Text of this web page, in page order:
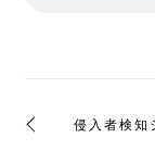
侵入者検知